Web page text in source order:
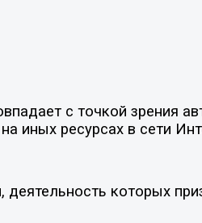
с точкой зрения
иных ресурсах в сети
которых